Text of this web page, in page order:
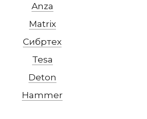
Anza
Matrix
Сибртех
Tesa
Deton
Hammer